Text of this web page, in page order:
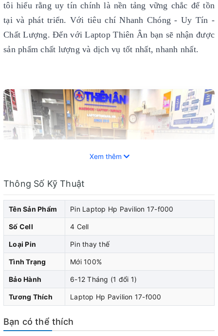
tôi hiểu rằng uy tín chính là nền tảng vững chắc để tồn
tại và phát triển. Với tiêu chí Nhanh Chóng - Uy Tín -
Chất Lượng. Đến với Laptop Thiên Ân bạn sẽ nhận được
sản phẩm chất lượng và dịch vụ tốt nhất, nhanh nhất.
Pin laptop HP đóng vai trò quan trọng trong việc cung
cấp năng lượng cho laptop hp của bạn. Khi pin laptop
hp của bạn bắt đầu cho thấy dấu hiệu yếu đi, pin chai,
nhanh hết pin, sạc không vào pin, pin bị phù biến dạng...
làm cong vênh phần vỏ của máy, thì bạn nên nghĩ
Xem thêm
Thông Số Kỹ Thuật
Tên Sản Phẩm Pin Laptop Hp Pavilion 17-f000
Số Cell 4 Cell
Loại Pin Pin thay thế
Tình Trạng Mới 100%
Bảo Hành 6-12 Tháng (1 đổi 1)
Tương Thích Laptop Hp Pavilion 17-f000
Bạn có thể thích